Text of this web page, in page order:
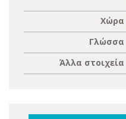
Χώρα
Γλώσσα
Άλλα στοιχεία